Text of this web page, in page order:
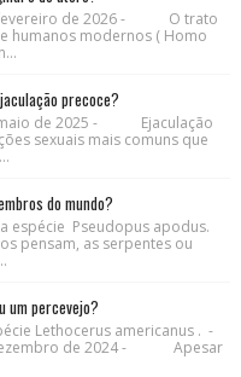
fevereiro de 2026 - O trato
humanos modernos ( Homo
precoce?
maio de 2025 - Ejaculação
sexuais mais comuns que
do mundo?
espécie Pseudopus apodus.
pensam, as serpentes ou
um percevejo?
Lethocerus americanus . -
de 2024 - Apesar